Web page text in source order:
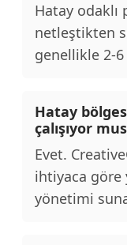
Hatay odaklı
netleştikten
genellikle 2-6
Hatay
çalışıyor
Evet.
ihtiyaca göre
yönetimi